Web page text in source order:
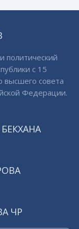
политический
с 15
высшего совета
Федерации.
ЧР